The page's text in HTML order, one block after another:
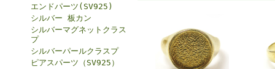
エンドパーツ(SV925)
シルバー 板カン
シルバーマグネットクラス
プ
シルバーパールクラスプ
ピアスパーツ（SV925）